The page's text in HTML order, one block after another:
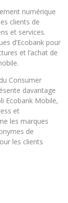
numérique
clients de
et services.
d’Ecobank pour
et l’achat de
Consumer
davantage
Ecobank Mobile,
et
les marques
de
les clients